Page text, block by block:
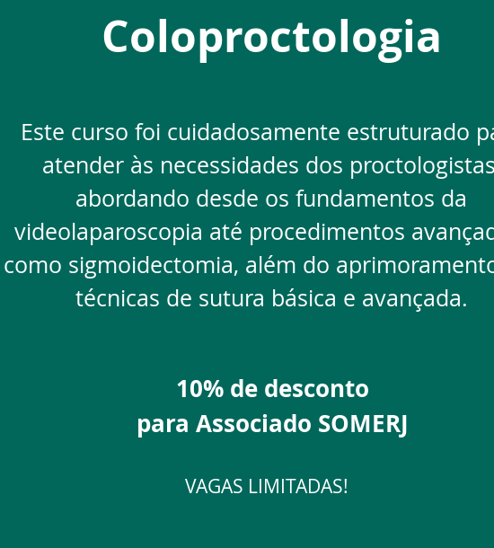
Coloproctologia
Este curso foi cuidadosamente estruturado
atender às necessidades dos
abordando desde os fundamentos da
videolaparoscopia até procedimentos
como sigmoidectomia, além do
técnicas de sutura básica e avançada.
10% de desconto
para Associado SOMERJ
VAGAS LIMITADAS!